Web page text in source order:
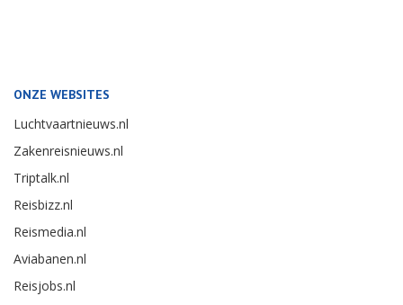
ONZE WEBSITES
Luchtvaartnieuws.nl
Zakenreisnieuws.nl
Triptalk.nl
Reisbizz.nl
Reismedia.nl
Aviabanen.nl
Reisjobs.nl